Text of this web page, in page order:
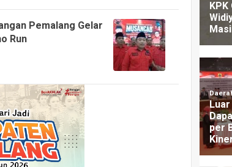
Pemalang Gelar
Run